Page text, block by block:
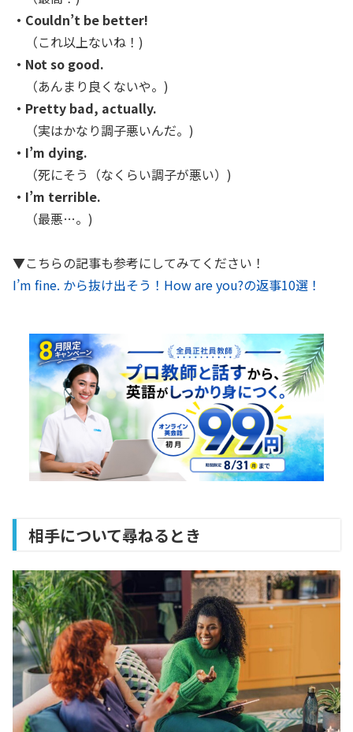
・Couldn’t be better!
（これ以上ないね！)
・Not so good.
（あんまり良くないや。)
・Pretty bad, actually.
（実はかなり調子悪いんだ。)
・I’m dying.
（死にそう（なくらい調子が悪い）)
・I’m terrible.
（最悪…。)
▼こちらの記事も参考にしてみてください！
I’m fine. から抜け出そう！How are you?の返事10選！
相手について尋ねるとき